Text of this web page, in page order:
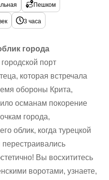
Пешком
3 часа
города
порт
которая встречала
обороны Крита,
османам покорение
города,
облик, когда турецкой
Вы восхититесь
воротами, узнаете,